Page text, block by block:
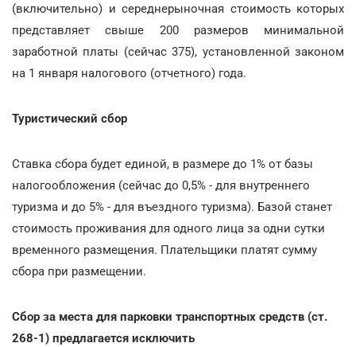
(включительно) и середнерыночная стоимость которых
представляет свыше 200 размеров минимальной
заработной платы (сейчас 375), установленной законом
на 1 января налогового (отчетного) года.
Туристический сбор
Ставка сбора будет единой, в размере до 1% от базы
налогообложения (сейчас до 0,5% - для внутреннего
туризма и до 5% - для въездного туризма). Базой станет
стоимость проживания для одного лица за одни сутки
временного размещения. Плательщики платят сумму
сбора при размещении.
Сбор за места для парковки транспортных средств (ст.
268-1) предлагается исключить